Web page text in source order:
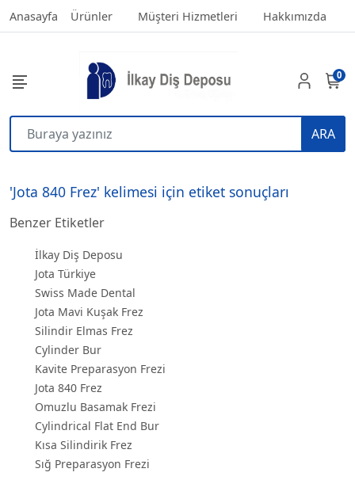
Anasayfa Ürünler Müşteri Hizmetleri Hakkımızda
ARA
0
'Jota 840 Frez' kelimesi için etiket sonuçları
Benzer Etiketler
İlkay Diş Deposu
Jota Türkiye
Swiss Made Dental
Jota Mavi Kuşak Frez
Silindir Elmas Frez
Cylinder Bur
Kavite Preparasyon Frezi
Jota 840 Frez
Omuzlu Basamak Frezi
Cylindrical Flat End Bur
Kısa Silindirik Frez
Sığ Preparasyon Frezi